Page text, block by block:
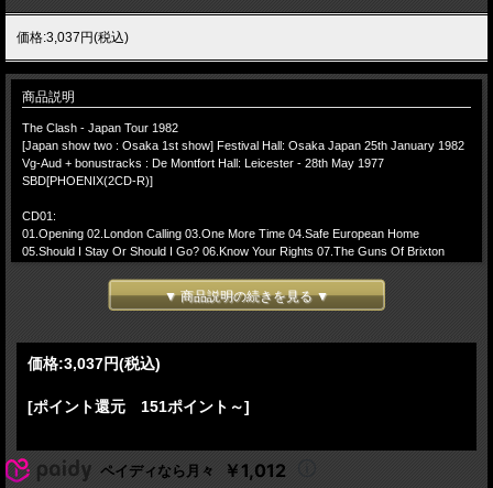
価格:3,037円(税込)
商品説明
The Clash - Japan Tour 1982
[Japan show two : Osaka 1st show] Festival Hall: Osaka Japan 25th January 1982
Vg-Aud + bonustracks : De Montfort Hall: Leicester - 28th May 1977
SBD[PHOENIX(2CD-R)]
CD01:
01.Opening 02.London Calling 03.One More Time 04.Safe European Home
05.Should I Stay Or Should I Go? 06.Know Your Rights 07.The Guns Of Brixton
12.Clash City Rockers(tapechange edit) 13.Junco Partner 14.Koka Kola 15.The
Leader 16.Somebody Got Murdered Murdered 17.Janie Jones 18.Clampdown
CD02:
20.Armagideon Time 21.Brand New Cadillac 22.Bankrobber 23.Charlie Don't Surf
Hammersmith Palais 28.White Riot
29.Capital Radio 30.What's My Name 31.more tuning up 32.Protex Blue 33.Remote
Control 34.Crowd > Tuning 35.Garageland 36.1977
▼ 商品説明の続きを見る ▼
価格:3,037円(税込)
[ポイント還元 151ポイント～]
ペイディなら月々 ￥1,012